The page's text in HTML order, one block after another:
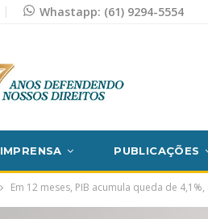
Whastapp: (61) 9294-5554
IMPRENSA PUBLICAÇÕES
Em 12 meses, PIB acumula queda de 4,1%,